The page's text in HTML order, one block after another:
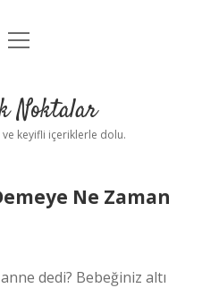
Uyarı
menüyü
Noktalar
ve keyifli içeriklerle dolu.
Ne Zaman
dedi? Bebeğiniz altı